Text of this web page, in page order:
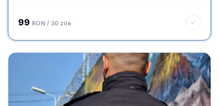
99 RON / 30 zile